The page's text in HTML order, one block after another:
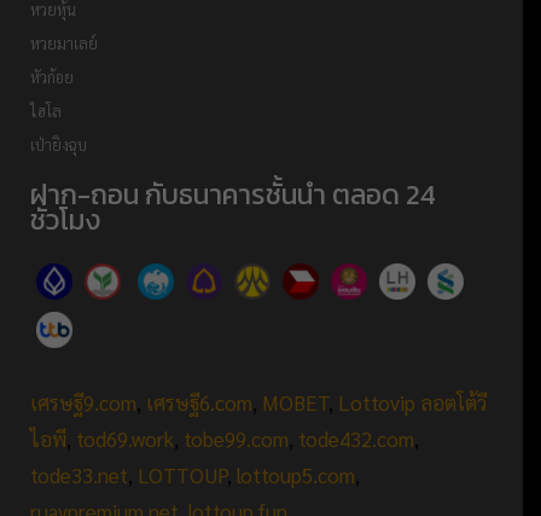
หวยหุ้น
หวยมาเลย์
หัวก้อย
ไฮโล
เป่ายิงฉุบ
ฝาก-ถอน กับธนาคารชั้นนำ ตลอด 24
ชั่วโมง
เศรษฐี9.com, เศรษฐี6.com, MOBET, Lottovip ลอตโต้วี
ไอพี, tod69.work, tobe99.com, tode432.com,
tode33.net, LOTTOUP, lottoup5.com,